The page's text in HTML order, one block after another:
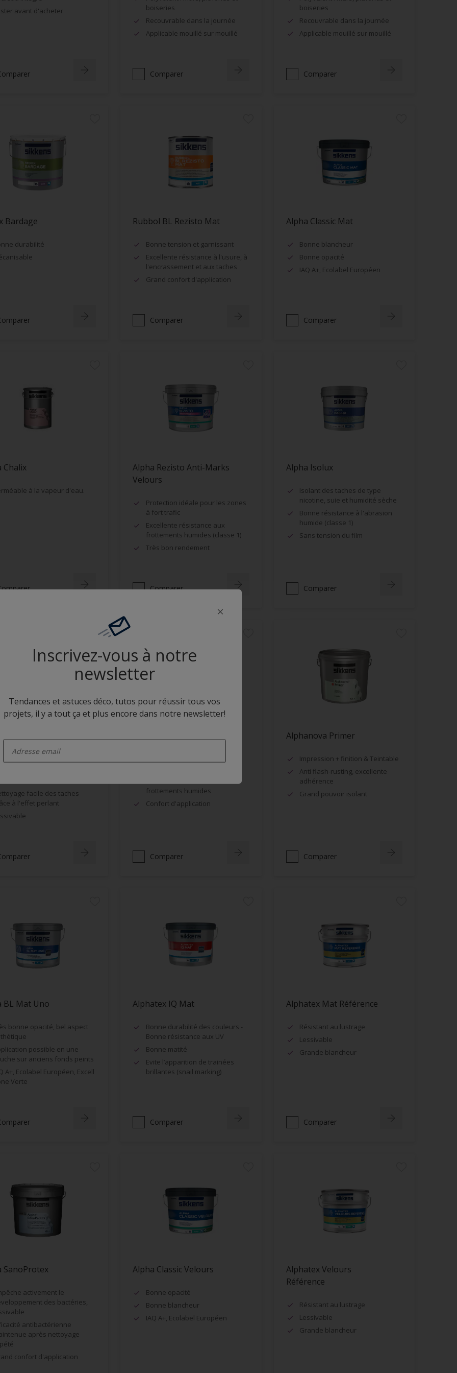
avant d'acheter
boiseries
Recouvrable dans la journée
Applicable mouillé sur mouillé
Comparer
boiseries
Recouvrable dans la journée
Applicable mouillé sur mouillé
Comparer
Bardage
durabilité
Rubbol BL Rezisto Mat
Bonne tension et garnissant
Excellente résistance à l'usure, à
l'encrassement et aux taches
Grand confort d'application
Comparer
Alpha Classic Mat
Bonne blancheur
Bonne opacité
IAQ A+, Ecolabel Européen
Comparer
Chalix
à la vapeur d'eau.
Alpha Rezisto Anti-Marks
Velours
Protection idéale pour les zones
à fort trafic
Excellente résistance aux
frottements humides (classe 1)
Très bon rendement
Comparer
Alpha Isolux
Isolant des taches de type
nicotine, suie et humidité sèche
Bonne résistance à l'abrasion
humide (classe 1)
Sans tension du film
Comparer
Easy Clean
facile des taches
à l'effet perlant
frottements humides
Confort d'application
Comparer
Alphanova Primer
Impression + finition & Teintable
Anti flash-rusting, excellente
adhérence
Grand pouvoir isolant
Comparer
BL Mat Uno
bonne opacité, bel aspect
possible en une
sur anciens fonds peints
A+, Ecolabel Européen, Excell
Verte
Alphatex IQ Mat
Bonne durabilité des couleurs -
Bonne résistance aux UV
Bonne matité
Evite l’apparition de trainées
brillantes (snail marking)
Comparer
Alphatex Mat Référence
Résistant au lustrage
Lessivable
Grande blancheur
Comparer
SanoProtex
activement le
des bactéries,
antibactérienne
après nettoyage
confort d'application
Alpha Classic Velours
Bonne opacité
Bonne blancheur
IAQ A+, Ecolabel Européen
Alphatex Velours
Référence
Résistant au lustrage
Lessivable
Grande blancheur
Inscrivez-vous à notre
newsletter
Tendances et astuces déco, tutos pour réussir tous vos
projets, il y a tout ça et plus encore dans notre newsletter!